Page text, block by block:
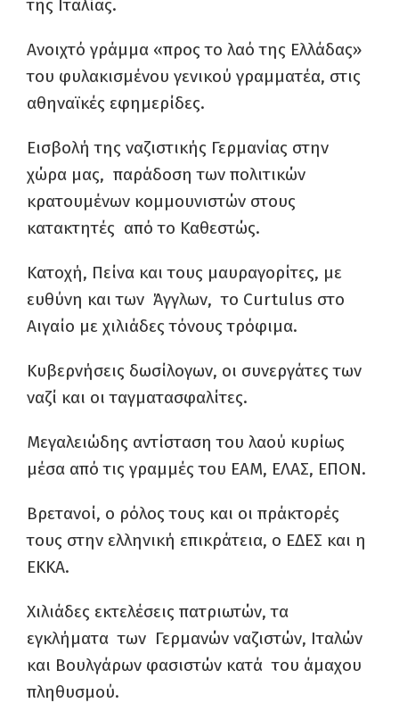
της Ιταλίας.
Ανοιχτό γράμμα «προς το λαό της Ελλάδας»
του φυλακισμένου γενικού γραμματέα, στις
αθηναϊκές εφημερίδες.
Εισβολή της ναζιστικής Γερμανίας στην
χώρα μας, παράδοση των πολιτικών
κρατουμένων κομμουνιστών στους
κατακτητές από το Καθεστώς.
Κατοχή, Πείνα και τους μαυραγορίτες, με
ευθύνη και των Άγγλων, το Curtulus στο
Αιγαίο με χιλιάδες τόνους τρόφιμα.
Κυβερνήσεις δωσίλογων, οι συνεργάτες των
ναζί και οι ταγματασφαλίτες.
Μεγαλειώδης αντίσταση του λαού κυρίως
μέσα από τις γραμμές του ΕΑΜ, ΕΛΑΣ, ΕΠΟΝ.
Βρετανοί, ο ρόλος τους και οι πράκτορές
τους στην ελληνική επικράτεια, ο ΕΔΕΣ και η
ΕΚΚΑ.
Χιλιάδες εκτελέσεις πατριωτών, τα
εγκλήματα των Γερμανών ναζιστών, Ιταλών
και Βουλγάρων φασιστών κατά του άμαχου
πληθυσμού.